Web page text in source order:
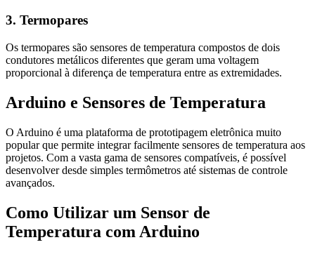
3. Termopares
Os termopares são sensores de temperatura compostos de dois
condutores metálicos diferentes que geram uma voltagem
proporcional à diferença de temperatura entre as extremidades.
Arduino e Sensores de Temperatura
O Arduino é uma plataforma de prototipagem eletrônica muito
popular que permite integrar facilmente sensores de temperatura aos
projetos. Com a vasta gama de sensores compatíveis, é possível
desenvolver desde simples termômetros até sistemas de controle
avançados.
Como Utilizar um Sensor de
Temperatura com Arduino